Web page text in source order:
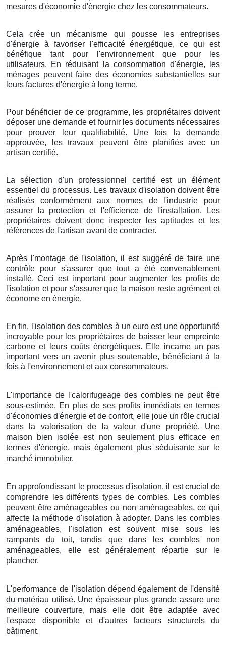
mesures d'économie d'énergie chez les consommateurs.
Cela crée un mécanisme qui pousse les entreprises
d'énergie à favoriser l'efficacité énergétique, ce qui est
bénéfique tant pour l'environnement que pour les
utilisateurs. En réduisant la consommation d'énergie, les
ménages peuvent faire des économies substantielles sur
leurs factures d'énergie à long terme.
Pour bénéficier de ce programme, les propriétaires doivent
déposer une demande et fournir les documents nécessaires
pour prouver leur qualifiabilité. Une fois la demande
approuvée, les travaux peuvent être planifiés avec un
artisan certifié.
La sélection d'un professionnel certifié est un élément
essentiel du processus. Les travaux d'isolation doivent être
réalisés conformément aux normes de l'industrie pour
assurer la protection et l'efficience de l'installation. Les
propriétaires doivent donc inspecter les aptitudes et les
références de l'artisan avant de contracter.
Après l'montage de l'isolation, il est suggéré de faire une
contrôle pour s'assurer que tout a été convenablement
installé. Ceci est important pour augmenter les profits de
l'isolation et pour s'assurer que la maison reste agrément et
économe en énergie.
En fin, l'isolation des combles à un euro est une opportunité
incroyable pour les propriétaires de baisser leur empreinte
carbone et leurs coûts énergétiques. Elle incarne un pas
important vers un avenir plus soutenable, bénéficiant à la
fois à l'environnement et aux consommateurs.
L'importance de l'calorifugeage des combles ne peut être
sous-estimée. En plus de ses profits immédiats en termes
d'économies d'énergie et de confort, elle joue un rôle crucial
dans la valorisation de la valeur d'une propriété. Une
maison bien isolée est non seulement plus efficace en
termes d'énergie, mais également plus séduisante sur le
marché immobilier.
En approfondissant le processus d'isolation, il est crucial de
comprendre les différents types de combles. Les combles
peuvent être aménageables ou non aménageables, ce qui
affecte la méthode d'isolation à adopter. Dans les combles
aménageables, l'isolation est souvent mise sous les
rampants du toit, tandis que dans les combles non
aménageables, elle est généralement répartie sur le
plancher.
L'performance de l'isolation dépend également de l'densité
du matériau utilisé. Une épaisseur plus grande assure une
meilleure couverture, mais elle doit être adaptée avec
l'espace disponible et d'autres facteurs structurels du
bâtiment.